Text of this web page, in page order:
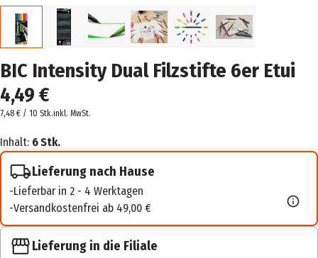
BIC Intensity Dual Filzstifte 6er Etui
4,49 €
7,48 € / 10 Stk.inkl. MwSt.
Inhalt: 6 Stk.
Lieferung nach Hause
Lieferbar in 2 - 4 Werktagen
Versandkostenfrei ab 49,00 €
Lieferung in die Filiale